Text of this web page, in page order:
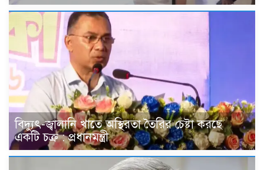
বিদ্যুৎ-জ্বালানি খাতে অস্থিরতা তৈরির চেষ্টা করছে
একটি চক্র : প্রধানমন্ত্রী